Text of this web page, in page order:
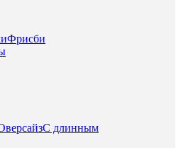
Фрисби
С длинным